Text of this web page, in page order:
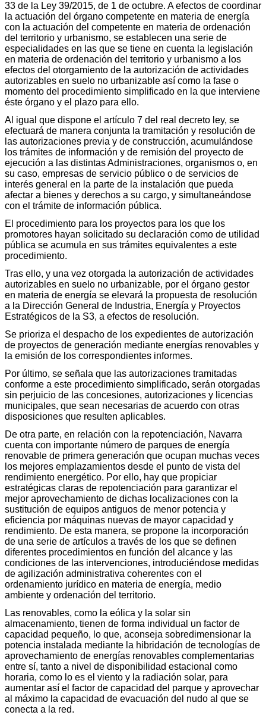
33 de la Ley 39/2015, de 1 de octubre. A efectos de coordinar
la actuación del órgano competente en materia de energía
con la actuación del competente en materia de ordenación
del territorio y urbanismo, se establecen una serie de
especialidades en las que se tiene en cuenta la legislación
en materia de ordenación del territorio y urbanismo a los
efectos del otorgamiento de la autorización de actividades
autorizables en suelo no urbanizable así como la fase o
momento del procedimiento simplificado en la que interviene
éste órgano y el plazo para ello.
Al igual que dispone el artículo 7 del real decreto ley, se
efectuará de manera conjunta la tramitación y resolución de
las autorizaciones previa y de construcción, acumulándose
los trámites de información y de remisión del proyecto de
ejecución a las distintas Administraciones, organismos o, en
su caso, empresas de servicio público o de servicios de
interés general en la parte de la instalación que pueda
afectar a bienes y derechos a su cargo, y simultaneándose
con el trámite de información pública.
El procedimiento para los proyectos para los que los
promotores hayan solicitado su declaración como de utilidad
pública se acumula en sus trámites equivalentes a este
procedimiento.
Tras ello, y una vez otorgada la autorización de actividades
autorizables en suelo no urbanizable, por el órgano gestor
en materia de energía se elevará la propuesta de resolución
a la Dirección General de Industria, Energía y Proyectos
Estratégicos de la S3, a efectos de resolución.
Se prioriza el despacho de los expedientes de autorización
de proyectos de generación mediante energías renovables y
la emisión de los correspondientes informes.
Por último, se señala que las autorizaciones tramitadas
conforme a este procedimiento simplificado, serán otorgadas
sin perjuicio de las concesiones, autorizaciones y licencias
municipales, que sean necesarias de acuerdo con otras
disposiciones que resulten aplicables.
De otra parte, en relación con la repotenciación, Navarra
cuenta con importante número de parques de energía
renovable de primera generación que ocupan muchas veces
los mejores emplazamientos desde el punto de vista del
rendimiento energético. Por ello, hay que propiciar
estratégicas claras de repotenciación para garantizar el
mejor aprovechamiento de dichas localizaciones con la
sustitución de equipos antiguos de menor potencia y
eficiencia por máquinas nuevas de mayor capacidad y
rendimiento. De esta manera, se propone la incorporación
de una serie de artículos a través de los que se definen
diferentes procedimientos en función del alcance y las
condiciones de las intervenciones, introduciéndose medidas
de agilización administrativa coherentes con el
ordenamiento jurídico en materia de energía, medio
ambiente y ordenación del territorio.
Las renovables, como la eólica y la solar sin
almacenamiento, tienen de forma individual un factor de
capacidad pequeño, lo que, aconseja sobredimensionar la
potencia instalada mediante la hibridación de tecnologías de
aprovechamiento de energías renovables complementarias
entre sí, tanto a nivel de disponibilidad estacional como
horaria, como lo es el viento y la radiación solar, para
aumentar así el factor de capacidad del parque y aprovechar
al máximo la capacidad de evacuación del nudo al que se
conecta a la red.